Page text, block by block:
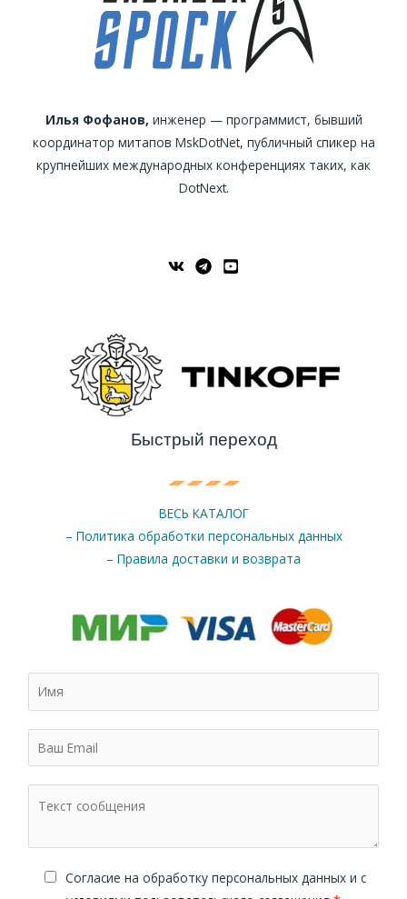
Илья Фофанов, инженер — программист, бывший
координатор митапов MskDotNet, публичный спикер на
крупнейших международных конференциях таких, как
DotNext.
Быстрый переход
ВЕСЬ КАТАЛОГ
– Политика обработки персональных данных
– Правила доставки и возврата
Cогласие на обработку персональных данных и с